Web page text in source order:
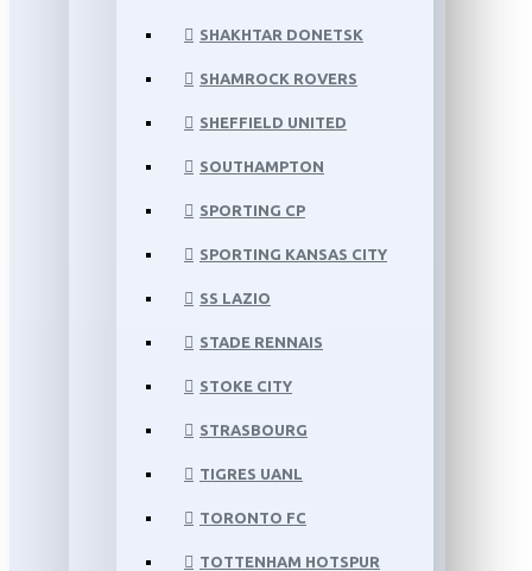
SHAKHTAR DONETSK
SHAMROCK ROVERS
SHEFFIELD UNITED
SOUTHAMPTON
SPORTING CP
SPORTING KANSAS CITY
SS LAZIO
STADE RENNAIS
STOKE CITY
STRASBOURG
TIGRES UANL
TORONTO FC
TOTTENHAM HOTSPUR